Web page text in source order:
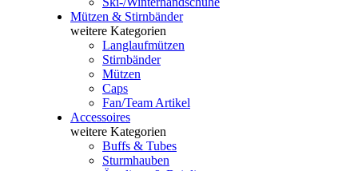
Mützen & Stirnbänder
weitere Kategorien
Langlaufmützen
Stirnbänder
Mützen
Caps
Fan/Team Artikel
Accessoires
weitere Kategorien
Buffs & Tubes
Sturmhauben